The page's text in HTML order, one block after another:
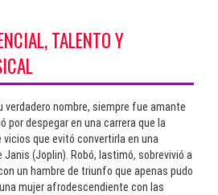
TALENTO Y
verdadero nombre, siempre fue amante
por despegar en una carrera que la
que evitó convertirla en una
(Joplin). Robó, lastimó, sobrevivió a
un hambre de triunfo que apenas pudo
mujer afrodescendiente con las